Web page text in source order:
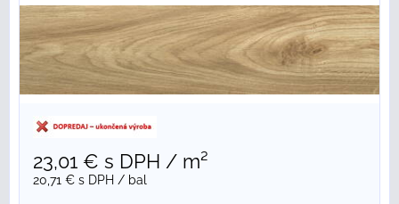
23,01 € s DPH / m²
20,71 € s DPH / bal